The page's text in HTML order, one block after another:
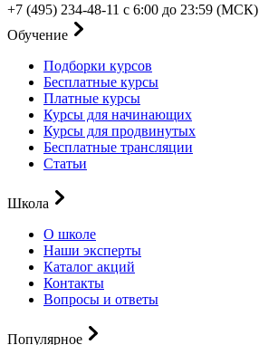
+7 (495) 234-48-11 с 6:00 до 23:59 (МСК)
Обучение
Подборки курсов
Бесплатные курсы
Платные курсы
Курсы для начинающих
Курсы для продвинутых
Бесплатные трансляции
Статьи
Школа
О школе
Наши эксперты
Каталог акций
Контакты
Вопросы и ответы
Популярное